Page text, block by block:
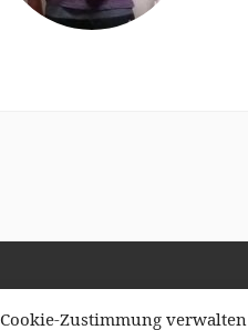
Cookie-Zustimmung verwalten